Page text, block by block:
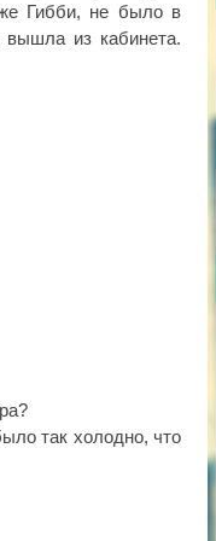
Гибби, не было в
вышла из кабинета.
так холодно, что